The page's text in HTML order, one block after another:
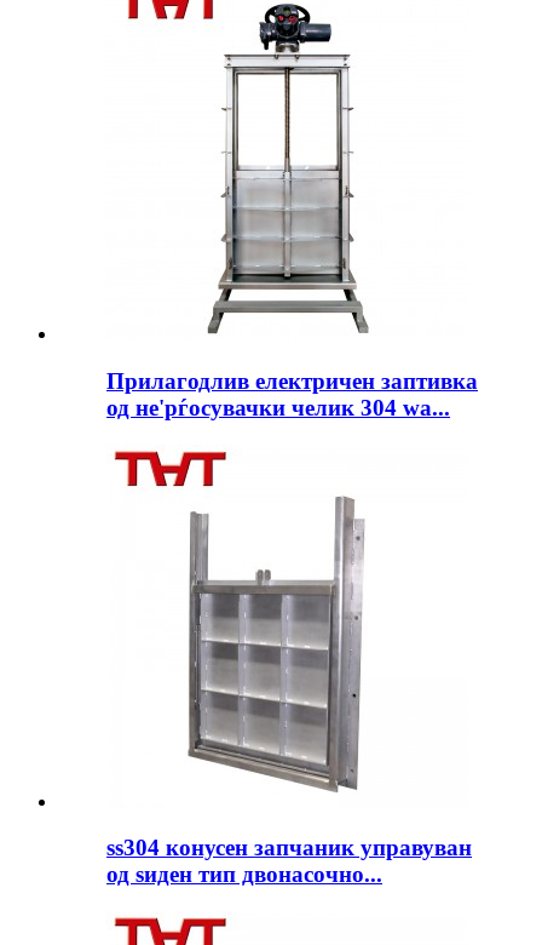
Прилагодлив електричен заптивка
од не'рѓосувачки челик 304 wa...
ss304 конусен запчаник управуван
од ѕиден тип двонасочно...